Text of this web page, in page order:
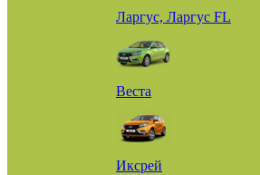
Ларгус, Ларгус FL
Веста
Иксрей